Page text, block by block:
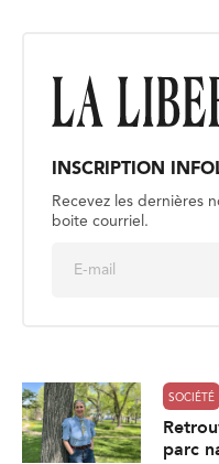
INSCRIPTION
Recevez les dernières
boite courriel.
SOCIÉTÉ
parc